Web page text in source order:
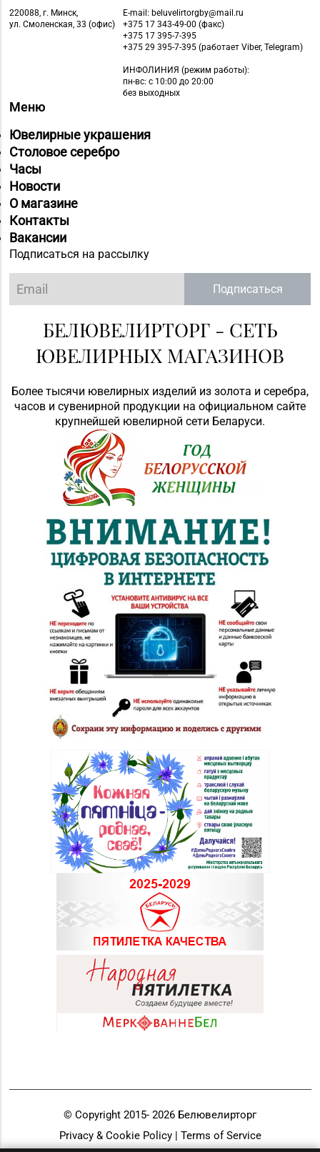
220088, г. Минск,
ул. Смоленская, 33 (офис)
E-mail: beluvelirtorgby@mail.ru
+375 17 343-49-00 (факс)
+375 17 395-7-395
+375 29 395-7-395 (работает Viber, Telegram)
ИНФОЛИНИЯ (режим работы):
пн-вс: с 10:00 до 20:00
без выходных
Меню
Ювелирные украшения
Столовое серебро
Часы
Новости
О магазине
Контакты
Вакансии
Подписаться на рассылку
Подписаться
БЕЛЮВЕЛИРТОРГ - СЕТЬ
ЮВЕЛИРНЫХ МАГАЗИНОВ
Более тысячи ювелирных изделий из золота и серебра,
часов и сувенирной продукции на официальном сайте
крупнейшей ювелирной сети Беларуси.
© Copyright 2015- 2026 Белювелирторг
Privacy & Cookie Policy | Terms of Service